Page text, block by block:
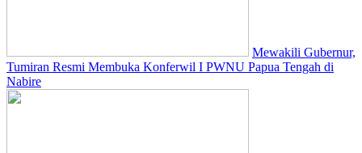
Mewakili Gubernur,
Tumiran Resmi Membuka Konferwil I PWNU Papua Tengah di
Nabire